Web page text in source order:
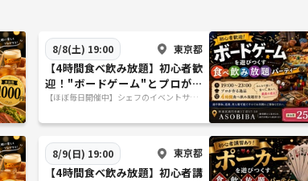
8/8(土) 19:00 東京都
【4時間食べ飲み放題】初心者歓
迎！"ボードゲーム"とプロが作
る"料理"をみんなで沢山楽しも
迎！
【ほぼ毎日開催中】シェフのイベントサー
8/9(日) 19:00 東京都
【4時間食べ飲み放題】初心者講